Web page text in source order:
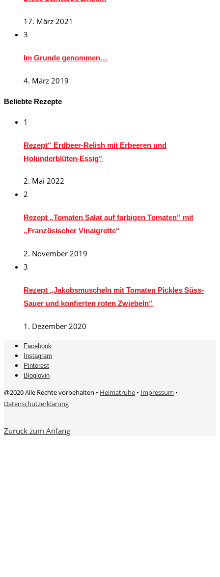
17. März 2021
3
Im Grunde genommen…
4. März 2019
Beliebte Rezepte
1
Rezept“ Erdbeer-Relish mit Erbeeren und
Holunderblüten-Essig“
2. Mai 2022
2
Rezept „Tomaten Salat auf farbigen Tomaten“ mit
„Französischer Vinaigrette“
2. November 2019
3
Rezept „Jakobsmuscheln mit Tomaten Pickles Süss-
Sauer und konfierten roten Zwiebeln“
1. Dezember 2020
Facebook
Instagram
Pinterest
Bloglovin
@2020 Alle Rechte vorbehalten • Heimatruhe • Impressum •
Datenschutzerklärung
Zurück zum Anfang